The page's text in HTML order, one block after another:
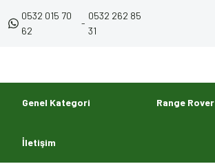
0532 015 70
62
-
0532 262 85
31
Genel Kategori Range Rover
İletişim